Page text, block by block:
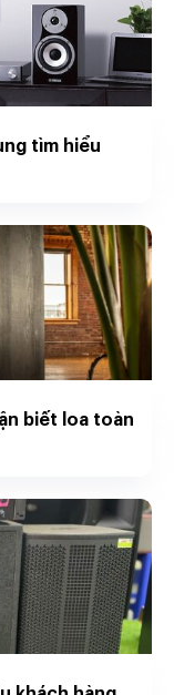
tìm hiểu
biết loa toàn